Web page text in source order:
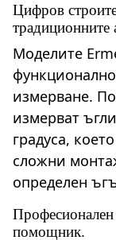
Цифров
традиционните
Моделите
измерване.
измерват
градуса,
сложни
определен
помощник.